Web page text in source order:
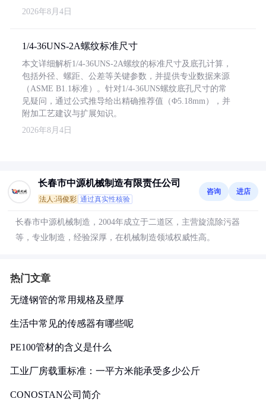
2026年8月4日
1/4-36UNS-2A螺纹标准尺寸
本文详细解析1/4-36UNS-2A螺纹的标准尺寸及底孔计算，
包括外径、螺距、公差等关键参数，并提供专业数据来源
（ASME B1.1标准）。针对1/4-36UNS螺纹底孔尺寸的常
见疑问，通过公式推导给出精确推荐值（Φ5.18mm），并
附加工艺建议与扩展知识。
2026年8月4日
长春市中源机械制造有限责任公司
法人:冯俊彩 通过真实性核验
咨询 进店
长春市中源机械制造，2004年成立于二道区，主营旋流除污器
等，专业制造，经验深厚，在机械制造领域权威性高。
热门文章
无缝钢管的常用规格及壁厚
生活中常见的传感器有哪些呢
PE100管材的含义是什么
工业厂房载重标准：一平方米能承受多少公斤
CONOSTAN公司简介